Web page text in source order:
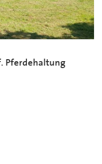
Pferdehaltung